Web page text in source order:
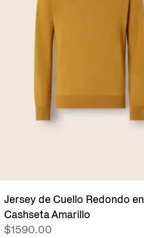
Jersey de Cuello Redondo en
Cashseta Amarillo
$1590.00